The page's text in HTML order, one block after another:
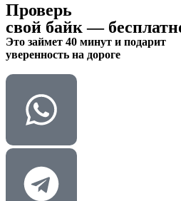
Проверь
свой байк —
Это займет 40 минут и подарит
уверенность на дороге